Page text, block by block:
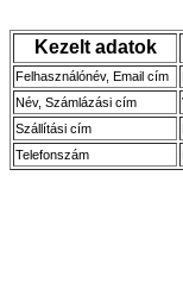
Kezelt adatok
Felhasználónév, Email cím
Név, Számlázási cím
Szállítási cím
Telefonszám